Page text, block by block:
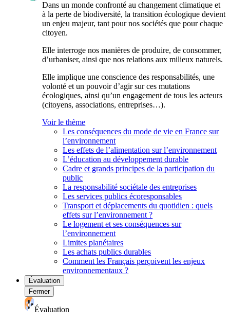
Dans un monde confronté au changement climatique et
à la perte de biodiversité, la transition écologique devient
un enjeu majeur, tant pour nos sociétés que pour chaque
citoyen.
Elle interroge nos manières de produire, de consommer,
d’urbaniser, ainsi que nos relations aux milieux naturels.
Elle implique une conscience des responsabilités, une
volonté et un pouvoir d’agir sur ces mutations
écologiques, ainsi qu’un engagement de tous les acteurs
(citoyens, associations, entreprises…).
Voir le thème
Les conséquences du mode de vie en France sur
l’environnement
Les effets de l’alimentation sur l’environnement
L’éducation au développement durable
Cadre et grands principes de la participation du
public
La responsabilité sociétale des entreprises
Les services publics écoresponsables
Transport et déplacements du quotidien : quels
effets sur l’environnement ?
Le logement et ses conséquences sur
l’environnement
Limites planétaires
Les achats publics durables
Comment les Français perçoivent les enjeux
environnementaux ?
Évaluation
Fermer
Évaluation